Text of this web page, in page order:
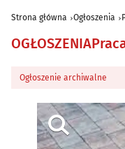
Strona główna Ogłoszenia
OGŁOSZENIA
Ogłoszenie archiwalne